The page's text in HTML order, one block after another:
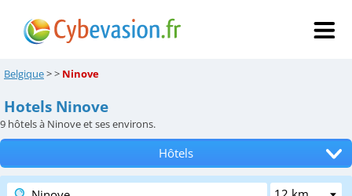
Belgique>> Ninove
Hotels Ninove
9 hôtels à Ninove et ses environs.
Hôtels
Tous les hébergements